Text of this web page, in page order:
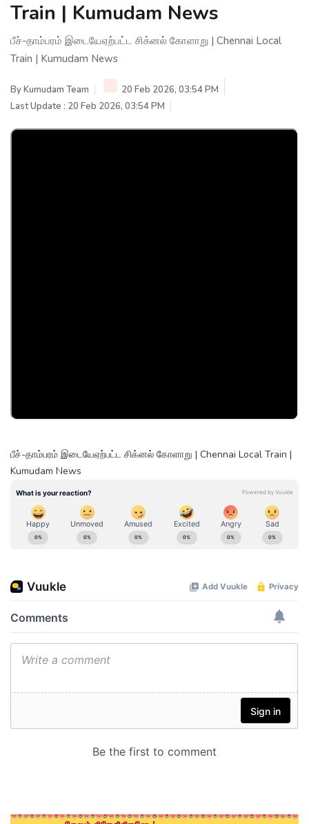
Train | Kumudam News
பீச்-தாம்பரம் இடையேஏற்பட்ட சிக்னல் கோளாறு | Chennai Local
Train | Kumudam News
ByKumudam Team
20 Feb 2026, 03:54 PM
Last Update : 20 Feb 2026, 03:54 PM
பீச்-தாம்பரம் இடையேஏற்பட்ட சிக்னல் கோளாறு | Chennai Local Train |
Kumudam News